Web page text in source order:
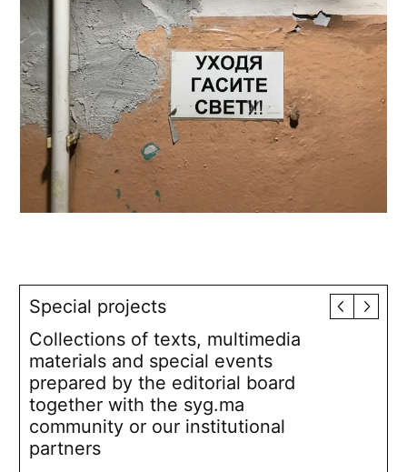
Special projects
Collections of texts, multimedia
materials and special events
prepared by the editorial board
together with the syg.ma
community or our institutional
partners